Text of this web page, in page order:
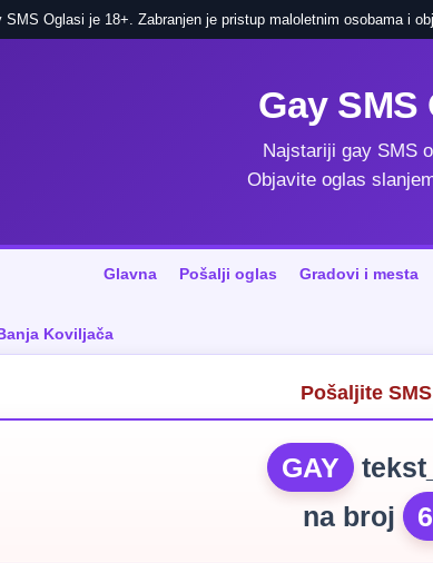
SMS Oglasi je 18+. Zabranjen je pristup maloletnim osobama i
Gay SMS
Najstariji gay SMS
Objavite oglas
Glavna Pošalji oglas Gradovi i mesta
Koviljača
Pošaljite
GAY
na broj